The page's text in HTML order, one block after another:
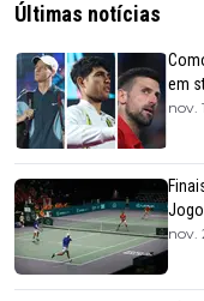
Últimas notícias
em
nov.
nov.